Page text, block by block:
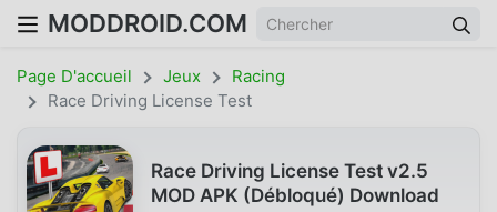
MODDROID.COM
Page D'accueil Jeux
Racing
Race Driving License Test
Race Driving License Test v2.5
MOD APK (Débloqué) Download